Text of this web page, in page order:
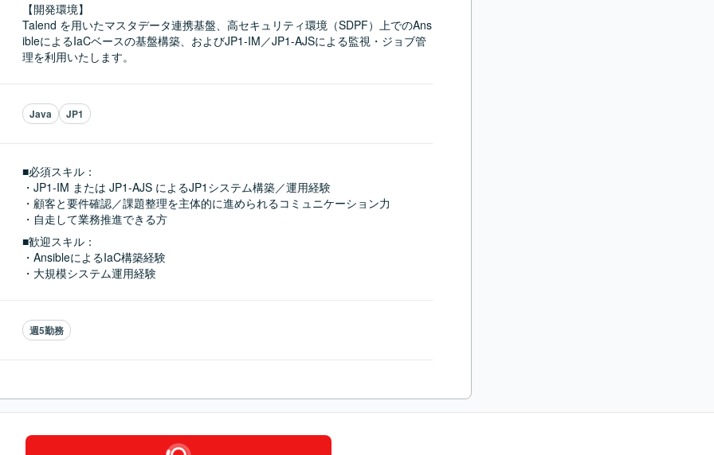
【開発環境】
Talend を用いたマスタデータ連携基盤、高セキュリティ環境（SDPF）上でのAns
ibleによるIaCベースの基盤構築、およびJP1-IM／JP1-AJSによる監視・ジョブ管
理を利用いたします。
Java JP1
■必須スキル：
・JP1-IM または JP1-AJS によるJP1システム構築／運用経験
・顧客と要件確認／課題整理を主体的に進められるコミュニケーション力
・自走して業務推進できる方
■歓迎スキル：
・AnsibleによるIaC構築経験
・大規模システム運用経験
週5勤務